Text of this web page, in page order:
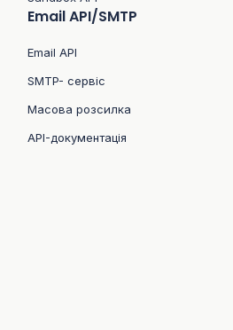
Email API/SMTP
Email API
SMTP- сервіс
Масова розсилка
API-документація